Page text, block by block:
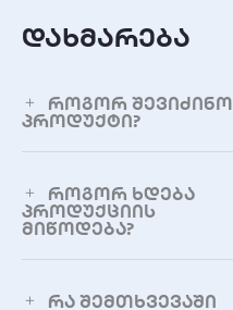
802.3at (PoE+), Hi-PoE
1.8Gbps
პაკეტების გადაგზავნის
სიჩქარე
დახმარება
როგორ შევიძინო
პროდუქტი?
როგორ ხდება
პროდუქციის
მიწოდება?
რა შემთხვევაში